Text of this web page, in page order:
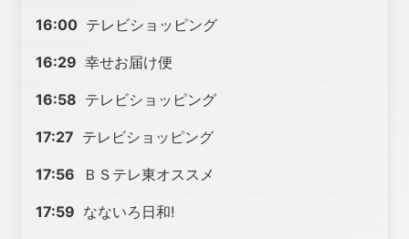
16:00 テレビショッピング
16:29 幸せお届け便
16:58 テレビショッピング
17:27 テレビショッピング
17:56 ＢＳテレ東オススメ
17:59 なないろ日和!